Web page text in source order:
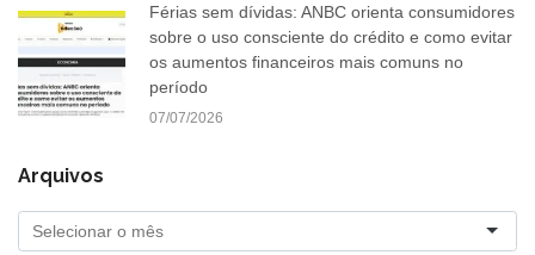
Férias sem dívidas: ANBC orienta consumidores
sobre o uso consciente do crédito e como evitar
os aumentos financeiros mais comuns no
período
07/07/2026
Arquivos